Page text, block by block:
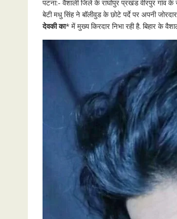
पटना:- वैशाली जिले के राघोपुर प्रखंड वीरपुर गांव के
बेटी मधु सिंह ने बॉलीवुड के छोटे पर्दे पर अपनी
देवकी का* में मुख्य किरदार निभा रही है. बिहार के